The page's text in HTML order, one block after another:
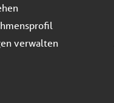
verwalten